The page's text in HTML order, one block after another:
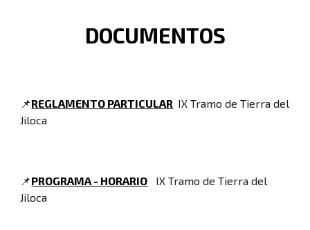
DOCUMENTOS
📌REGLAMENTO PARTICULAR IX Tramo de Tierra del
Jiloca
📌PROGRAMA - HORARIO
IX Tramo de Tierra del
Jiloca